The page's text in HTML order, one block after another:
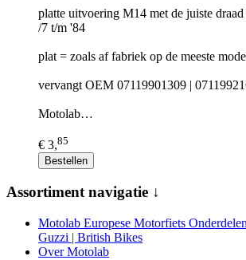
platte uitvoering M14 met de juiste
/7 t/m '84
plat = zoals af fabriek op de meeste
vervangt OEM 07119901309 |
Motolab…
€ 3,85
Bestellen
Assortiment navigatie ↓
Motolab Europese Motorfiets
Guzzi | British Bikes
Over Motolab